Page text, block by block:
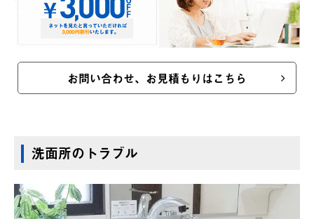
お問い合わせ、お見積もりはこちら
洗面所のトラブル